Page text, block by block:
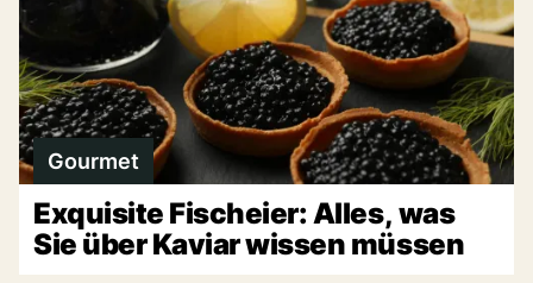
Gourmet
Exquisite Fischeier: Alles, was
Sie über Kaviar wissen müssen